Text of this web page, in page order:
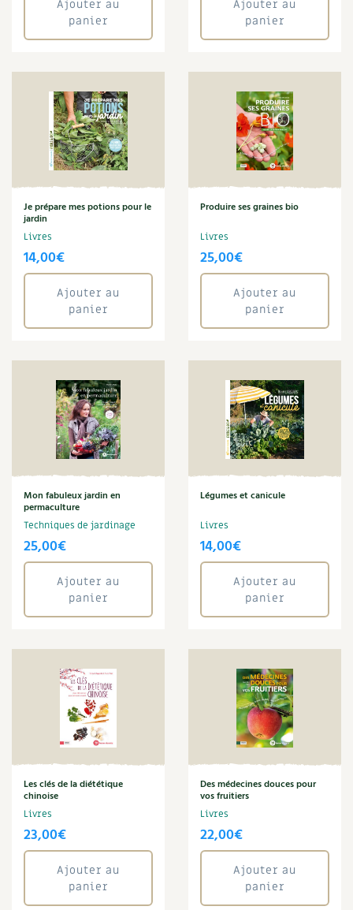
Joseph Chauffrey
Légumes
Macérat
Maraîchage
Marc Dufumier
Mare
Marie Chioca
Martine Cotinat
Matériaux
Mathilde Magnan
Mauvaise herbe
Maux
Meuble
Microferme
Monde
Nourriture
Obsèques
Oiseaux
Optimiser l'espace
Organisation
Ornement
Paillage
Pain
Pâte
Peinture
Pelouse
Permaculture
Petits déjeuners
Pharmacie naturelle
Phytothérapie
Plantes
Plantes médicinales
Plantes sauvages
Plants
Potager
Potager en lasagnes
Potions
Poules
pub-canicule
Punk
Ravageur
Ajouter au
panier
Ajouter au
panier
Je prépare mes potions pour le
jardin
Livres
14,00€
Ajouter au
panier
Produire ses graines bio
Livres
25,00€
Ajouter au
panier
Mon fabuleux jardin en
permaculture
Techniques de jardinage
25,00€
Ajouter au
panier
Légumes et canicule
Livres
14,00€
Ajouter au
panier
Les clés de la diététique
chinoise
Livres
23,00€
Ajouter au
panier
Des médecines douces pour
vos fruitiers
Livres
22,00€
Ajouter au
panier